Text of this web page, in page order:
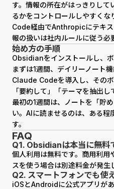
す。情報の所在がはっきりして
るかをコントロールしやすく
Code経由でAnthropicにテキ
報の扱いは社内ルールに従う必
始め方の手順
Obsidianをインストールし、
まずは1週間、デイリーノート
Claude Codeを導入し、その
「要約して」「テーマを抽出
最初の1週間は、ノートを「貯
い。AIに読ませるのは、ある程
す。
FAQ
Q1. Obsidianは本当に無料
個人利用は無料です。商用利用
スを使う場合は別途料金が発生
Q2. スマートフォンでも使
iOSとAndroidに公式アプリが